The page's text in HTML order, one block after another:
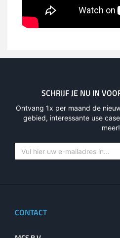
SCHRIJF JE NU IN
Ontvang 1x per maand de
gebied, interessante use
meer!
CONTACT